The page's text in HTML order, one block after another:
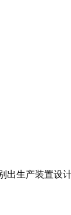
出生产装置设